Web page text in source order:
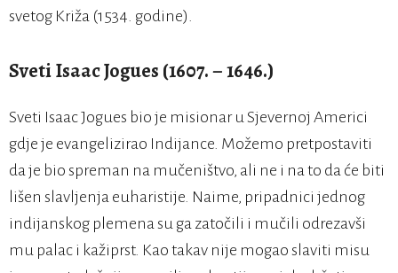
svetog Križa (1534. godine).
Sveti Isaac Jogues (1607. – 1646.)
Sveti Isaac Jogues bio je misionar u Sjevernoj Americi
gdje je evangelizirao Indijance. Možemo pretpostaviti
da je bio spreman na mučeništvo, ali ne i na to da će biti
lišen slavljenja euharistije. Naime, pripadnici jednog
indijanskog plemena su ga zatočili i mučili odrezavši
mu palac i kažiprst. Kao takav nije mogao slaviti misu